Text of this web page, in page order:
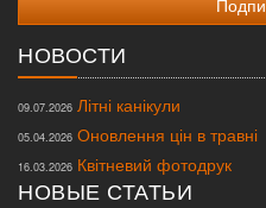
НОВОСТИ
09.07.2026 Літні канікули
05.04.2026 Оновлення цін в травні
16.03.2026 Квітневий фотодрук
НОВЫЕ СТАТЬИ